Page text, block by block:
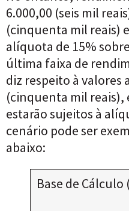
6.000,00 (seis mil
(cinquenta mil reais)
alíquota de 15%
última faixa de
diz respeito à valores
(cinquenta mil reais),
estarão sujeitos à
cenário pode ser
abaixo:
Base de Cálculo